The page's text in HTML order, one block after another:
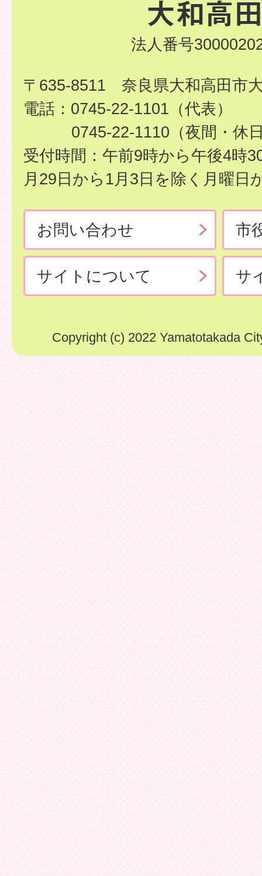
法人番号
〒635-8511 奈良県大和高田市
電話：0745-22-1101（代表）
0745-22-1110（夜間・休
受付時間：午前9時から午後4時
月29日から1月3日を除く月曜日
お問い合わせ 市
サイトについて サ
Copyright (c) 2022 Yamatotakada